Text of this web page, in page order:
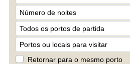
Retornar para o mesmo porto